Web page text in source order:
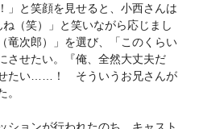
」と笑顔を見せると、小西さんは
ね（笑）」と笑いながら応じまし
竜次郎）」を選び、「このくらい
させたい。『俺、全然大丈夫だ
せたい……！ そういうお兄さんが
。